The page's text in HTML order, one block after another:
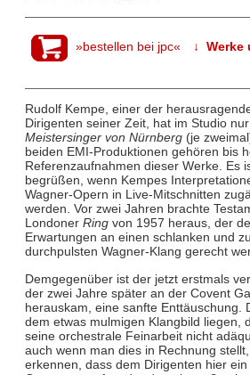
»bestellen bei jpc« ↓ Werke
Rudolf Kempe, einer der
Dirigenten seiner Zeit, hat im Studio nur
Meistersinger von Nürnberg(je
beiden EMI-Produktionen gehören bis
Referenzaufnahmen dieser Werke. Es
begrüßen, wenn Kempes
Wagner-Opern in Live-Mitschnitten
werden. Vor zwei Jahren brachte
Londoner Ringvon 1957 heraus, der
Erwartungen an einen schlanken und
durchpulsten Wagner-Klang gerecht
Demgegenüber ist der jetzt erstmals
der zwei Jahre später an der Covent
herauskam, eine sanfte Enttäuschung.
dem etwas mulmigen Klangbild liegen,
seine orchestrale Feinarbeit nicht
auch wenn man dies in Rechnung
erkennen, dass dem Dirigenten hier